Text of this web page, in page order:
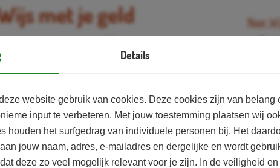
met je geld
met geld
als digitaal
te denken
geld.
thema’s,
influencers
Naar
Op
Opzet
Gratis
Details
website gebruik van cookies. Deze cookies zijn van belang
input te verbeteren. Met jouw toestemming plaatsen wij
houden het surfgedrag van individuele personen bij. Het
jouw naam, adres, e-mailadres en dergelijke en wordt
deze zo veel mogelijk relevant voor je zijn. In de veiligheid